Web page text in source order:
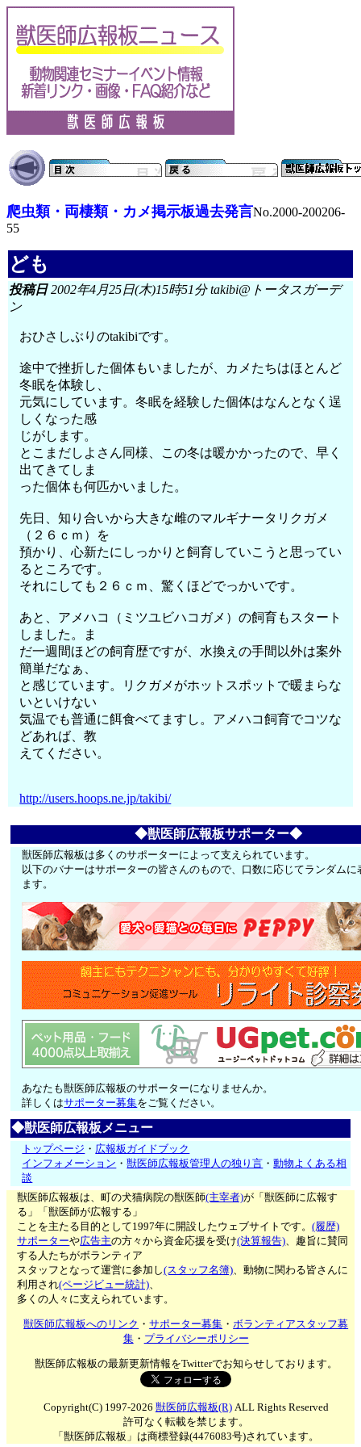
爬虫類・両棲類・カメ掲示板過去発言No.2000-200206-
55
ども
投稿日2002年4月25日(木)15時51分 takibi@トータスガーデ
ン
おひさしぶりのtakibiです。
途中で挫折した個体もいましたが、カメたちはほとんど
冬眠を体験し、
元気にしています。冬眠を経験した個体はなんとなく逞
しくなった感
じがします。
とこまだしよさん同様、この冬は暖かかったので、早く
出てきてしま
った個体も何匹かいました。
先日、知り合いから大きな雌のマルギナータリクガメ
（２６ｃｍ）を
預かり、心新たにしっかりと飼育していこうと思ってい
るところです。
それにしても２６ｃｍ、驚くほどでっかいです。
あと、アメハコ（ミツユビハコガメ）の飼育もスタート
しました。ま
だ一週間ほどの飼育歴ですが、水換えの手間以外は案外
簡単だなぁ、
と感じています。リクガメがホットスポットで暖まらな
いといけない
気温でも普通に餌食べてますし。アメハコ飼育でコツな
どあれば、教
えてください。
http://users.hoops.ne.jp/takibi/
◆獣医師広報板サポーター◆
獣医師広報板は多くのサポーターによって支えられています。
以下のバナーはサポーターの皆さんのもので、口数に応じてランダムに
ます。
あなたも獣医師広報板のサポーターになりませんか。
詳しくはサポーター募集をご覧ください。
◆獣医師広報板メニュー
トップページ ・ 広報板ガイドブック
インフォメーション ・獣医師広報板管理人の独り言 ・動物よくある相
談
獣医師広報板は、町の犬猫病院の獣医師(主宰者)が「獣医師に広報す
る」「獣医師が広報する」
ことを主たる目的として1997年に開設したウェブサイトです。(履歴)
サポーターや広告主の方々から資金応援を受け(決算報告)、趣旨に賛同
する人たちがボランティア
スタッフとなって運営に参加し(スタッフ名簿)、動物に関わる皆さんに
利用され(ページビュー統計)、
多くの人々に支えられています。
獣医師広報板へのリンク ・サポーター募集 ・ボランティアスタッフ募
集・ プライバシーポリシー
獣医師広報板の最新更新情報をTwitterでお知らせしております。
Copyright(C) 1997-2026 獣医師広報板(R)ALL Rights Reserved
許可なく転載を禁じます。
「獣医師広報板」は商標登録(4476083号)されています。